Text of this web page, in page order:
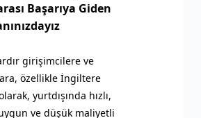
Başarıya Giden
girişimcilere ve
özellikle İngiltere
yurtdışında hızlı,
ve düşük maliyetli